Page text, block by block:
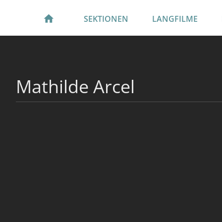
SEKTIONEN LANGFILME
Mathilde Arcel